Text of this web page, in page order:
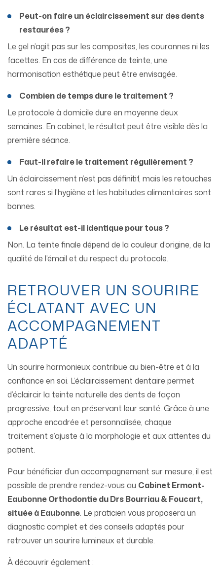
Peut-on faire un éclaircissement sur des dents
restaurées ?
Le gel n’agit pas sur les composites, les couronnes ni les
facettes. En cas de différence de teinte, une
harmonisation esthétique peut être envisagée.
Combien de temps dure le traitement ?
Le protocole à domicile dure en moyenne deux
semaines. En cabinet, le résultat peut être visible dès la
première séance.
Faut-il refaire le traitement régulièrement ?
Un éclaircissement n’est pas définitif, mais les retouches
sont rares si l’hygiène et les habitudes alimentaires sont
bonnes.
Le résultat est-il identique pour tous ?
Non. La teinte finale dépend de la couleur d’origine, de la
qualité de l’émail et du respect du protocole.
RETROUVER UN SOURIRE
ÉCLATANT AVEC UN
ACCOMPAGNEMENT
ADAPTÉ
Un sourire harmonieux contribue au bien-être et à la
confiance en soi. L’éclaircissement dentaire permet
d’éclaircir la teinte naturelle des dents de façon
progressive, tout en préservant leur santé. Grâce à une
approche encadrée et personnalisée, chaque
traitement s’ajuste à la morphologie et aux attentes du
patient.
Pour bénéficier d’un accompagnement sur mesure, il est
possible de prendre rendez-vous au Cabinet Ermont-
Eaubonne Orthodontie du Drs Bourriau & Foucart,
située à Eaubonne. Le praticien vous proposera un
diagnostic complet et des conseils adaptés pour
retrouver un sourire lumineux et durable.
À découvrir également :